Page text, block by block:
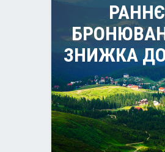
РАННЄ
ЗНИЖКА ДО